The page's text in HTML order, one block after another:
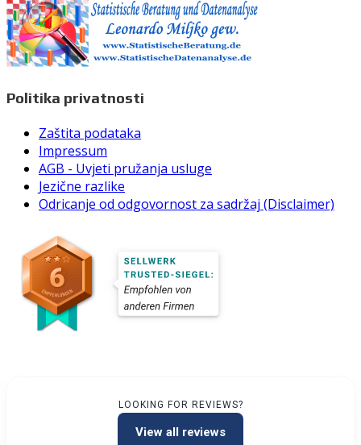
Politika privatnosti
Zaštita podataka
Impressum
AGB - Uvjeti pružanja usluge
Jezične razlike
Odricanje od odgovornost za sadržaj (Disclaimer)
LOOKING FOR REVIEWS?
View all reviews